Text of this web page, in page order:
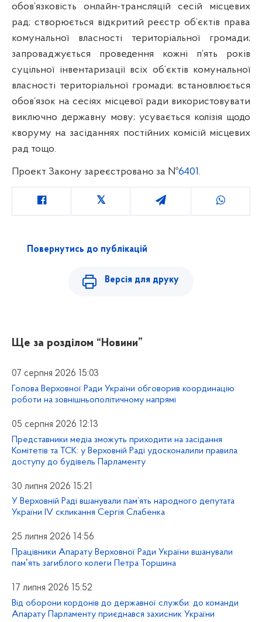
обов’язковість онлайн-трансляцій сесій місцевих
рад; створюється відкритий реєстр об’єктів права
комунальної власності територіальної громади;
запроваджується проведення кожні п’ять років
суцільної інвентаризації всіх об’єктів комунальної
власності територіальної громади; встановлюється
обов’язок на сесіях місцевої ради використовувати
виключно державну мову; усувається колізія щодо
кворуму на засіданнях постійних комісій місцевих
рад тощо.
Проект Закону зареєстровано за №6401.
Повернутись до публікацій
Версія для друку
Ще за розділом “Новини”
07 серпня 2026 15:03
Голова Верховної Ради України обговорив координацію
роботи на зовнішньополітичному напрямі
05 серпня 2026 12:13
Представники медіа зможуть приходити на засідання
Комітетів та ТСК: у Верховній Раді удосконалили правила
доступу до будівель Парламенту
30 липня 2026 15:21
У Верховній Раді вшанували пам’ять народного депутата
України IV скликання Сергія Слабенка
25 липня 2026 14:56
Працівники Апарату Верховної Ради України вшанували
памʼять загиблого колеги Петра Торшина
17 липня 2026 15:52
Від оборони кордонів до державної служби: до команди
Апарату Парламенту приєднався захисник України